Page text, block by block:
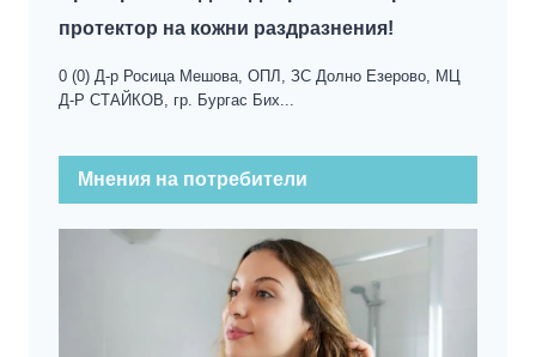
протектор на кожни раздразнения!
0 (0) Д-р Росица Мешова, ОПЛ, ЗС Долно Езерово, МЦ
Д-Р СТАЙКОВ, гр. Бургас Бих...
Мнения на потребители